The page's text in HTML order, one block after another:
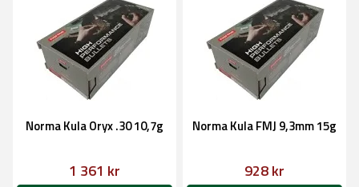
Norma Kula Oryx .30 10,7g
1 361 kr
Norma Kula FMJ 9,3mm 15g
928 kr